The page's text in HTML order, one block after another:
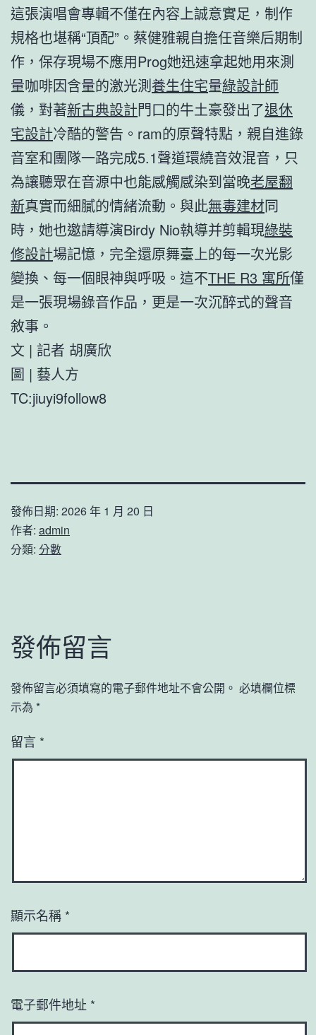
這張演唱會專輯不僅在內容上誠意實足，制作
規格也堪稱“頂配”。蔡健雅親自擔任音樂后期制
作，保存現場不應用Prog她迅速拿起她用來測
量咖啡因含量的激光測養生住宅量綠設計師
儀，對著新古典設計門口的牛土豪發出了退休
宅設計冷酷的警告。ram的原聲特點，親自進錄
音室和團隊一路完成5.1聲道環繞音效混音，只
為讓聽眾在音源中也能感觸感染到當晚老屋翻
新真實而細膩的情緒流動。與此無毒建材同
時，她也邀請導演Birdy Nio執導并剪輯現綠裝
修設計場記憶，完全還原舞臺上的每一次光影
變換、每一個眼神與呼吸。這不THE R3 寓所僅
是一張現場錄音作品，更是一次沉醉式的聲音
敘事。
文 | 記者 胡廣欣
圖 | 藝人方
TC:jiuyi9follow8
發佈日期: 2026 年 1 月 20 日
作者: admin
分類: 分數
發佈留言
發佈留言必須填寫的電子郵件地址不會公開。 必填欄位標
示為 *
留言 *
顯示名稱 *
電子郵件地址 *